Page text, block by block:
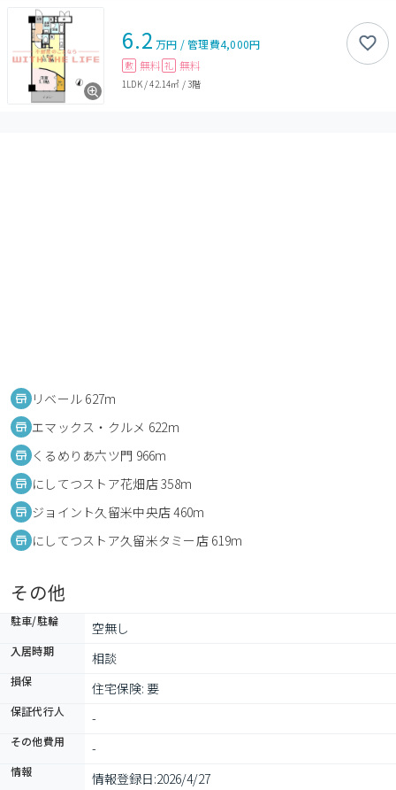
6.2 万円 /管理費4,000円
敷 無料 礼 無料
1LDK/42.14㎡ /3階
リベール 627m
エマックス・クルメ 622m
くるめりあ六ツ門 966m
にしてつストア花畑店 358m
ジョイント久留米中央店 460m
にしてつストア久留米タミー店 619m
その他
駐車/駐輪 空無し
入居時期 相談
損保 住宅保険: 要
保証代行人 -
その他費用 -
情報 情報登録日:2026/4/27